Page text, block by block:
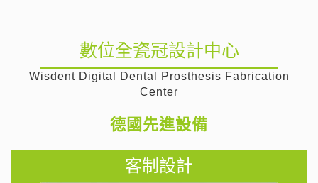
數位全瓷冠設計中心
Wisdent Digital Dental Prosthesis Fabrication
Center
德國先進設備
客制設計